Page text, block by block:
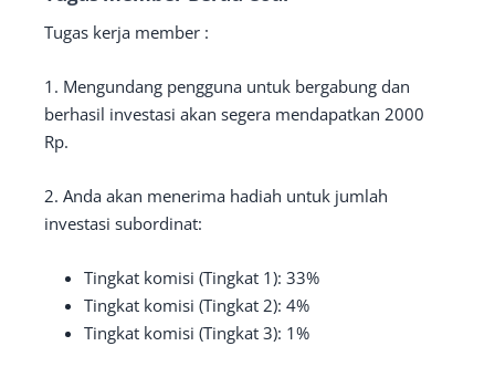
Tugas kerja member :
1. Mengundang pengguna untuk bergabung dan
berhasil investasi akan segera mendapatkan 2000
Rp.
2. Anda akan menerima hadiah untuk jumlah
investasi subordinat:
Tingkat komisi (Tingkat 1): 33%
Tingkat komisi (Tingkat 2): 4%
Tingkat komisi (Tingkat 3): 1%